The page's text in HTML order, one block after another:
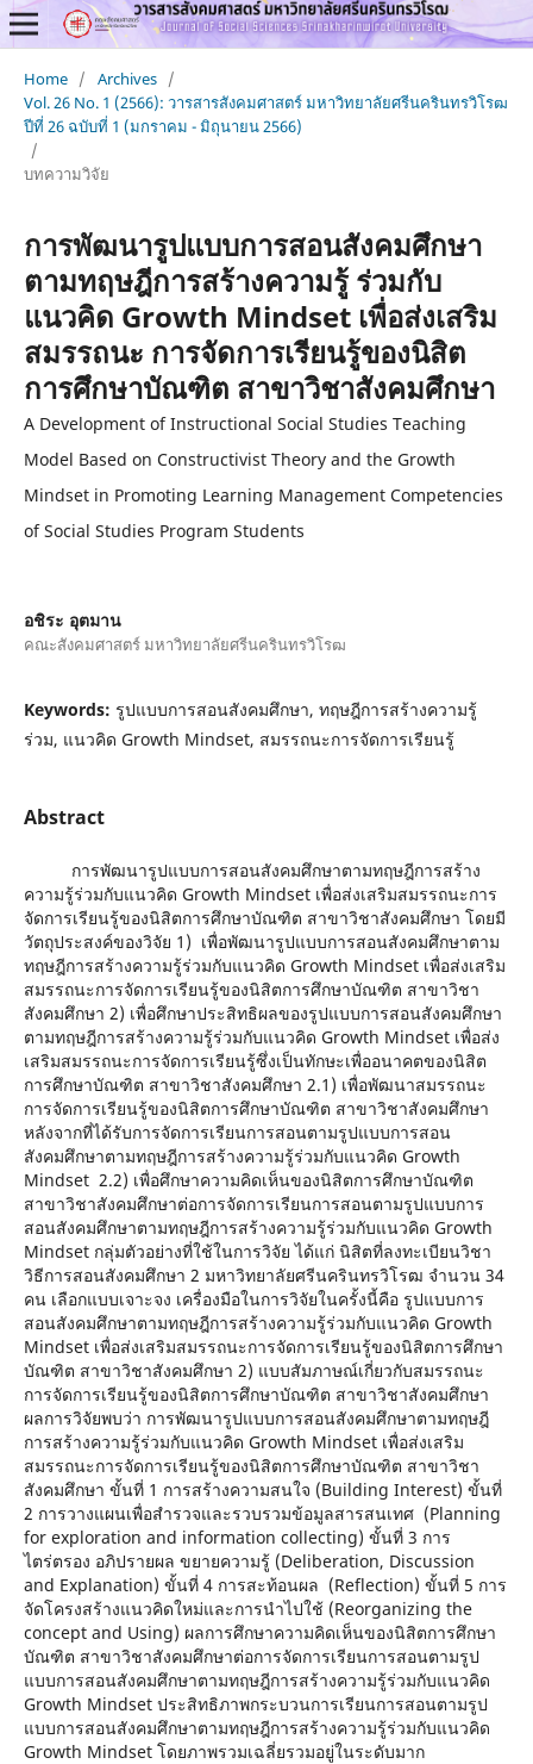
Home / Archives /
Vol. 26 No. 1 (2566): วารสารสังคมศาสตร์ มหาวิทยาลัยศรีนครินทรวิโรฒ
ปีที่ 26 ฉบับที่ 1 (มกราคม - มิถุนายน 2566)
/
บทความวิจัย
การพัฒนารูปแบบการสอนสังคมศึกษา
ตามทฤษฎีการสร้างความรู้ ร่วมกับ
แนวคิด Growth Mindset เพื่อส่งเสริม
สมรรถนะ การจัดการเรียนรู้ของนิสิต
การศึกษาบัณฑิต สาขาวิชาสังคมศึกษา
A Development of Instructional Social Studies Teaching
Model Based on Constructivist Theory and the Growth
Mindset in Promoting Learning Management Competencies
of Social Studies Program Students
อชิระ อุตมาน
คณะสังคมศาสตร์ มหาวิทยาลัยศรีนครินทรวิโรฒ
Keywords: รูปแบบการสอนสังคมศึกษา, ทฤษฎีการสร้างความรู้
ร่วม, แนวคิด Growth Mindset, สมรรถนะการจัดการเรียนรู้
Abstract
การพัฒนารูปแบบการสอนสังคมศึกษาตามทฤษฎีการสร้าง
ความรู้ร่วมกับแนวคิด Growth Mindset เพื่อส่งเสริมสมรรถนะการ
จัดการเรียนรู้ของนิสิตการศึกษาบัณฑิต สาขาวิชาสังคมศึกษา โดยมี
วัตถุประสงค์ของวิจัย 1) เพื่อพัฒนารูปแบบการสอนสังคมศึกษาตาม
ทฤษฎีการสร้างความรู้ร่วมกับแนวคิด Growth Mindset เพื่อส่งเสริม
สมรรถนะการจัดการเรียนรู้ของนิสิตการศึกษาบัณฑิต สาขาวิชา
สังคมศึกษา 2) เพื่อศึกษาประสิทธิผลของรูปแบบการสอนสังคมศึกษา
ตามทฤษฎีการสร้างความรู้ร่วมกับแนวคิด Growth Mindset เพื่อส่ง
เสริมสมรรถนะการจัดการเรียนรู้ซึ่งเป็นทักษะเพื่ออนาคตของนิสิต
การศึกษาบัณฑิต สาขาวิชาสังคมศึกษา 2.1) เพื่อพัฒนาสมรรถนะ
การจัดการเรียนรู้ของนิสิตการศึกษาบัณฑิต สาขาวิชาสังคมศึกษา
หลังจากที่ได้รับการจัดการเรียนการสอนตามรูปแบบการสอน
สังคมศึกษาตามทฤษฎีการสร้างความรู้ร่วมกับแนวคิด Growth
Mindset 2.2) เพื่อศึกษาความคิดเห็นของนิสิตการศึกษาบัณฑิต
สาขาวิชาสังคมศึกษาต่อการจัดการเรียนการสอนตามรูปแบบการ
สอนสังคมศึกษาตามทฤษฎีการสร้างความรู้ร่วมกับแนวคิด Growth
Mindset กลุ่มตัวอย่างที่ใช้ในการวิจัย ได้แก่ นิสิตที่ลงทะเบียนวิชา
วิธีการสอนสังคมศึกษา 2 มหาวิทยาลัยศรีนครินทรวิโรฒ จำนวน 34
คน เลือกแบบเจาะจง เครื่องมือในการวิจัยในครั้งนี้คือ รูปแบบการ
สอนสังคมศึกษาตามทฤษฎีการสร้างความรู้ร่วมกับแนวคิด Growth
Mindset เพื่อส่งเสริมสมรรถนะการจัดการเรียนรู้ของนิสิตการศึกษา
บัณฑิต สาขาวิชาสังคมศึกษา 2) แบบสัมภาษณ์เกี่ยวกับสมรรถนะ
การจัดการเรียนรู้ของนิสิตการศึกษาบัณฑิต สาขาวิชาสังคมศึกษา
ผลการวิจัยพบว่า การพัฒนารูปแบบการสอนสังคมศึกษาตามทฤษฎี
การสร้างความรู้ร่วมกับแนวคิด Growth Mindset เพื่อส่งเสริม
สมรรถนะการจัดการเรียนรู้ของนิสิตการศึกษาบัณฑิต สาขาวิชา
สังคมศึกษา ขั้นที่ 1 การสร้างความสนใจ (Building Interest) ขั้นที่
2 การวางแผนเพื่อสำรวจและรวบรวมข้อมูลสารสนเทศ (Planning
for exploration and information collecting) ขั้นที่ 3 การ
ไตร่ตรอง อภิปรายผล ขยายความรู้ (Deliberation, Discussion
and Explanation) ขั้นที่ 4 การสะท้อนผล (Reflection) ขั้นที่ 5 การ
จัดโครงสร้างแนวคิดใหม่และการนำไปใช้ (Reorganizing the
concept and Using) ผลการศึกษาความคิดเห็นของนิสิตการศึกษา
บัณฑิต สาขาวิชาสังคมศึกษาต่อการจัดการเรียนการสอนตามรูป
แบบการสอนสังคมศึกษาตามทฤษฎีการสร้างความรู้ร่วมกับแนวคิด
Growth Mindset ประสิทธิภาพกระบวนการเรียนการสอนตามรูป
แบบการสอนสังคมศึกษาตามทฤษฎีการสร้างความรู้ร่วมกับแนวคิด
Growth Mindset โดยภาพรวมเฉลี่ยรวมอยู่ในระดับมาก